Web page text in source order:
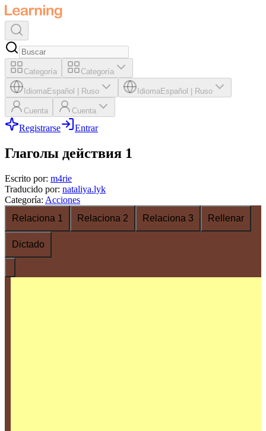
Categoría Categoría
IdiomaEspañol Ruso IdiomaEspañol Ruso
Cuenta Cuenta
Registrarse Entrar
Глаголы действия 1
Escrito por: m4rie
Traducido por: nataliya.lyk
Categoría: Acciones
Relaciona 1
Relaciona 2 Relaciona 3 Rellenar
Dictado